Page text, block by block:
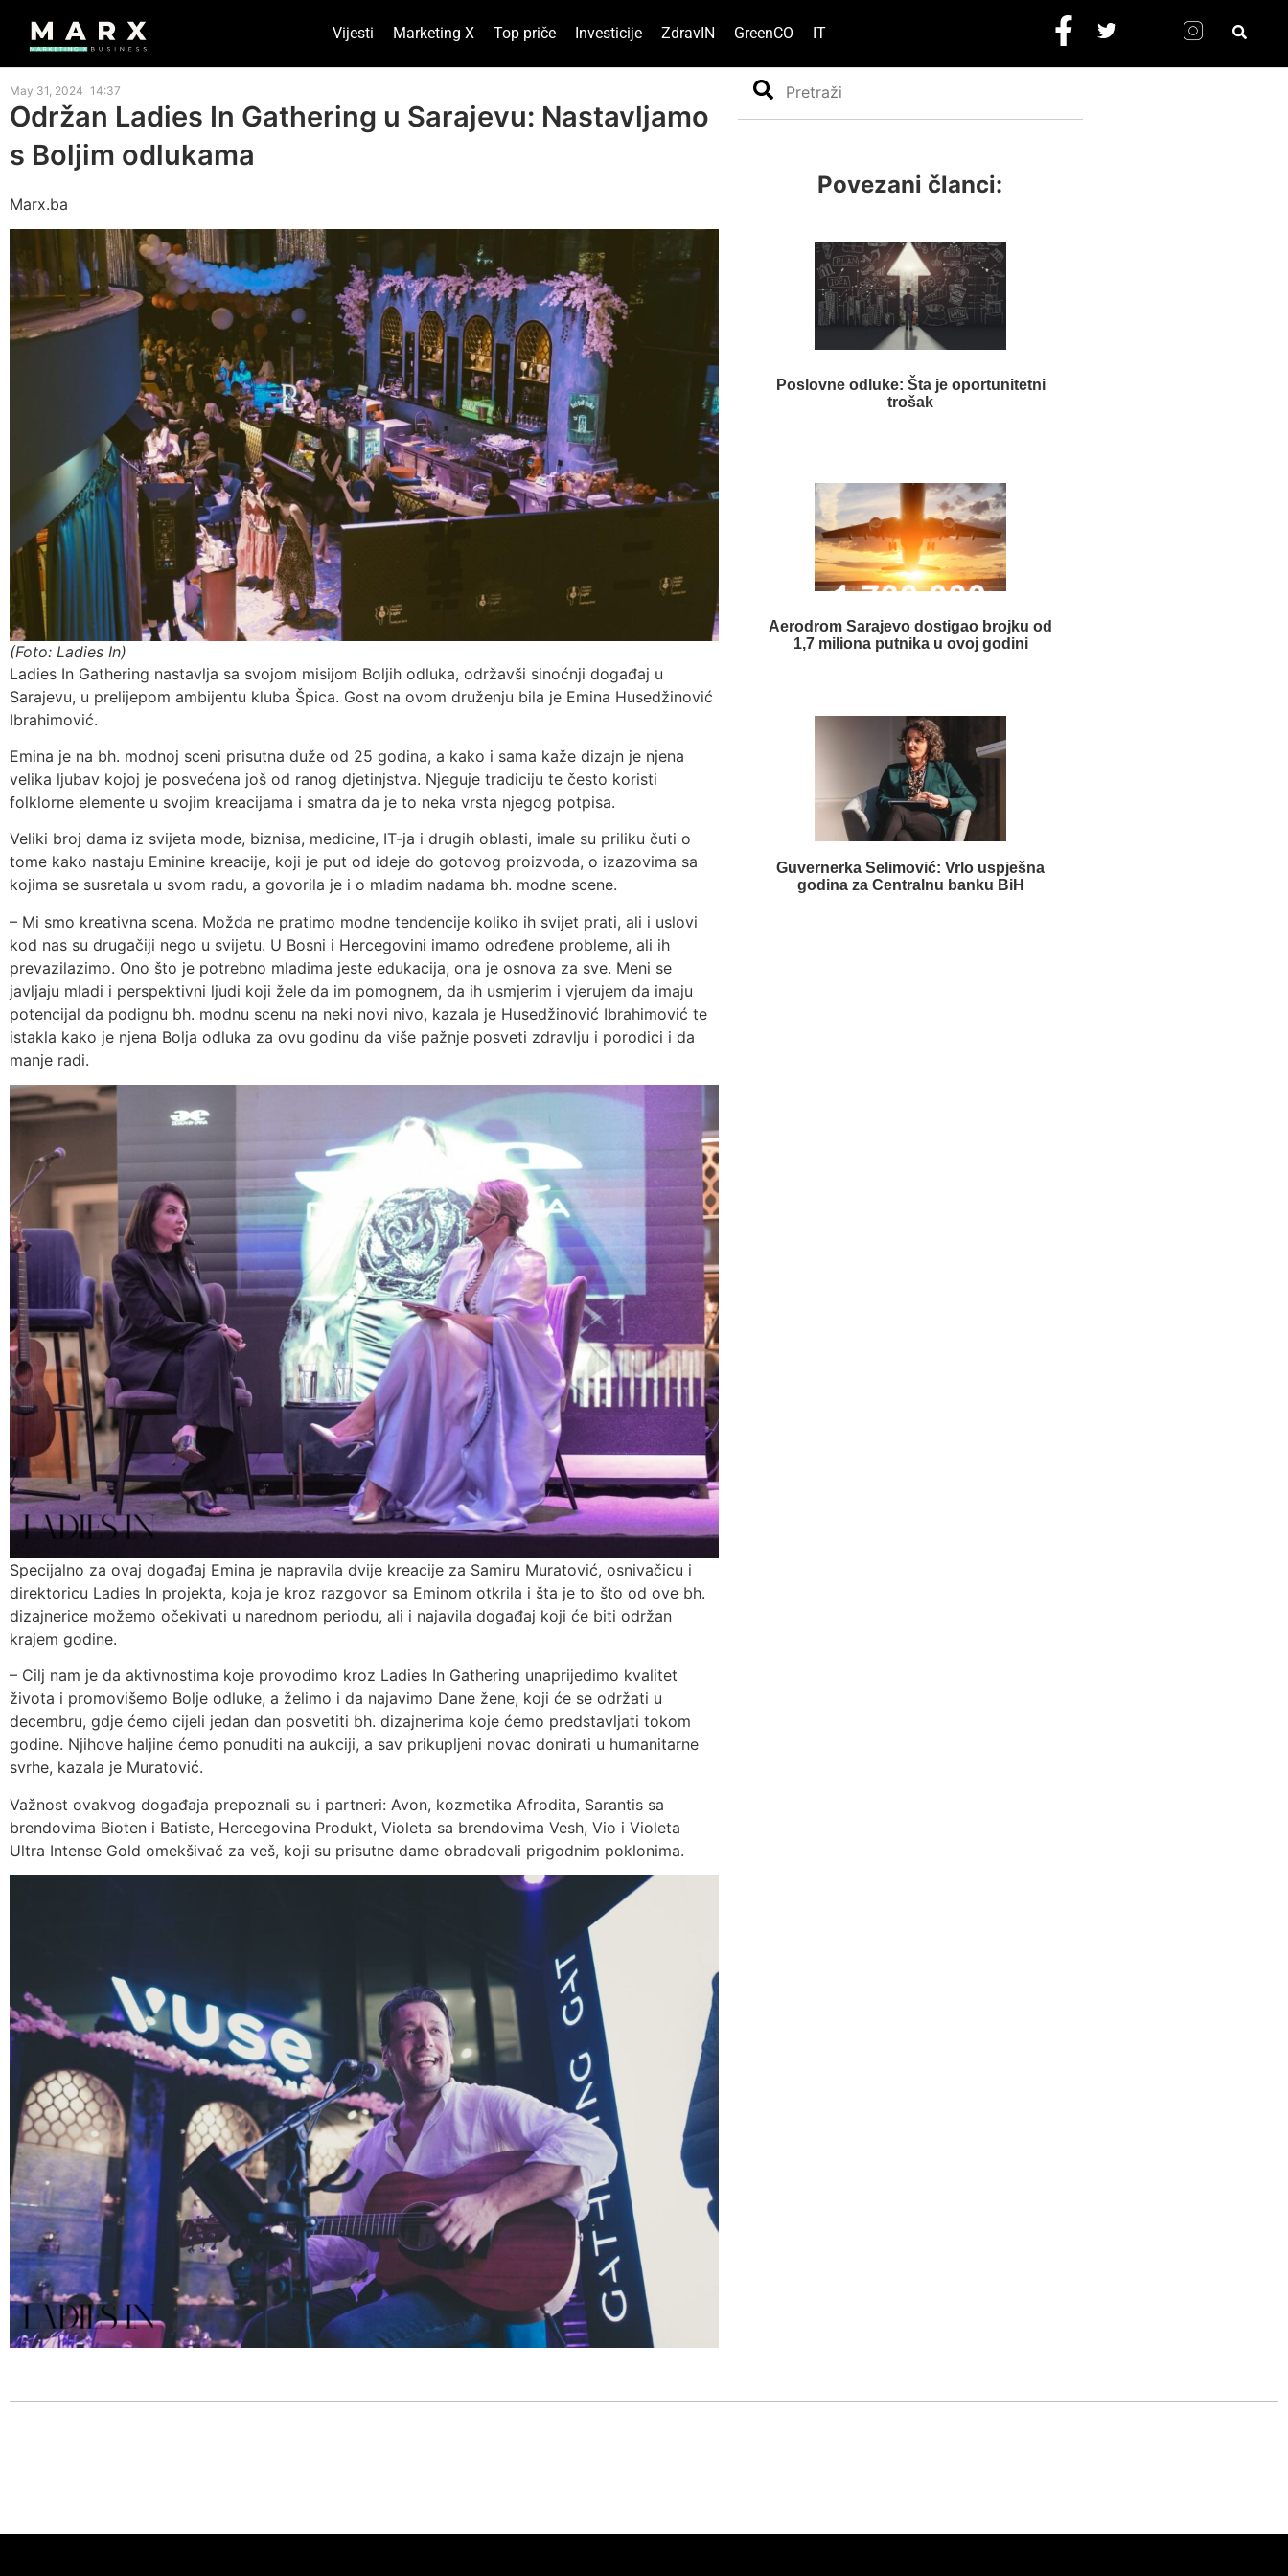
Vijesti Marketing X Top priče Investicije ZdravIN GreenCO IT
May 31, 2024 14:37
Održan Ladies In Gathering u Sarajevu: Nastavljamo
s Boljim odlukama
Marx.ba
(Foto: Ladies In)
Ladies In Gathering nastavlja sa svojom misijom Boljih odluka, održavši sinoćnji događaj u
Sarajevu, u prelijepom ambijentu kluba Špica. Gost na ovom druženju bila je Emina Husedžinović
Ibrahimović.
Emina je na bh. modnoj sceni prisutna duže od 25 godina, a kako i sama kaže dizajn je njena
velika ljubav kojoj je posvećena još od ranog djetinjstva. Njeguje tradiciju te često koristi
folklorne elemente u svojim kreacijama i smatra da je to neka vrsta njegog potpisa.
Veliki broj dama iz svijeta mode, biznisa, medicine, IT-ja i drugih oblasti, imale su priliku čuti o
tome kako nastaju Eminine kreacije, koji je put od ideje do gotovog proizvoda, o izazovima sa
kojima se susretala u svom radu, a govorila je i o mladim nadama bh. modne scene.
– Mi smo kreativna scena. Možda ne pratimo modne tendencije koliko ih svijet prati, ali i uslovi
kod nas su drugačiji nego u svijetu. U Bosni i Hercegovini imamo određene probleme, ali ih
prevazilazimo. Ono što je potrebno mladima jeste edukacija, ona je osnova za sve. Meni se
javljaju mladi i perspektivni ljudi koji žele da im pomognem, da ih usmjerim i vjerujem da imaju
potencijal da podignu bh. modnu scenu na neki novi nivo, kazala je Husedžinović Ibrahimović te
istakla kako je njena Bolja odluka za ovu godinu da više pažnje posveti zdravlju i porodici i da
manje radi.
Specijalno za ovaj događaj Emina je napravila dvije kreacije za Samiru Muratović, osnivačicu i
direktoricu Ladies In projekta, koja je kroz razgovor sa Eminom otkrila i šta je to što od ove bh.
dizajnerice možemo očekivati u narednom periodu, ali i najavila događaj koji će biti održan
krajem godine.
– Cilj nam je da aktivnostima koje provodimo kroz Ladies In Gathering unaprijedimo kvalitet
života i promovišemo Bolje odluke, a želimo i da najavimo Dane žene, koji će se održati u
decembru, gdje ćemo cijeli jedan dan posvetiti bh. dizajnerima koje ćemo predstavljati tokom
godine. Njihove haljine ćemo ponuditi na aukciji, a sav prikupljeni novac donirati u humanitarne
svrhe, kazala je Muratović.
Važnost ovakvog događaja prepoznali su i partneri: Avon, kozmetika Afrodita, Sarantis sa
brendovima Bioten i Batiste, Hercegovina Produkt, Violeta sa brendovima Vesh, Vio i Violeta
Ultra Intense Gold omekšivač za veš, koji su prisutne dame obradovali prigodnim poklonima.
Search
Povezani članci:
Poslovne odluke: Šta je oportunitetni
trošak
Aerodrom Sarajevo dostigao brojku od
1,7 miliona putnika u ovoj godini
Guvernerka Selimović: Vrlo uspješna
godina za Centralnu banku BiH